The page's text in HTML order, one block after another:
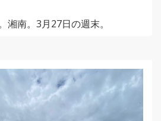
湘南。3月27日の週末。